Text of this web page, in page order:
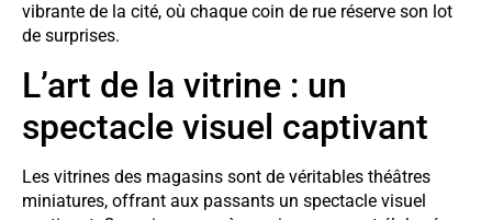
vibrante de la cité, où chaque coin de rue réserve son lot
de surprises.
L’art de la vitrine : un
spectacle visuel captivant
Les vitrines des magasins sont de véritables théâtres
miniatures, offrant aux passants un spectacle visuel